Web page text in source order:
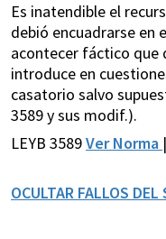
Es inatendible el
debió encuadrarse en
acontecer fáctico que
introduce en
casatorio salvo
3589 y sus modif.).
LEYB 3589Ver Norma
OCULTAR FALLOS DEL